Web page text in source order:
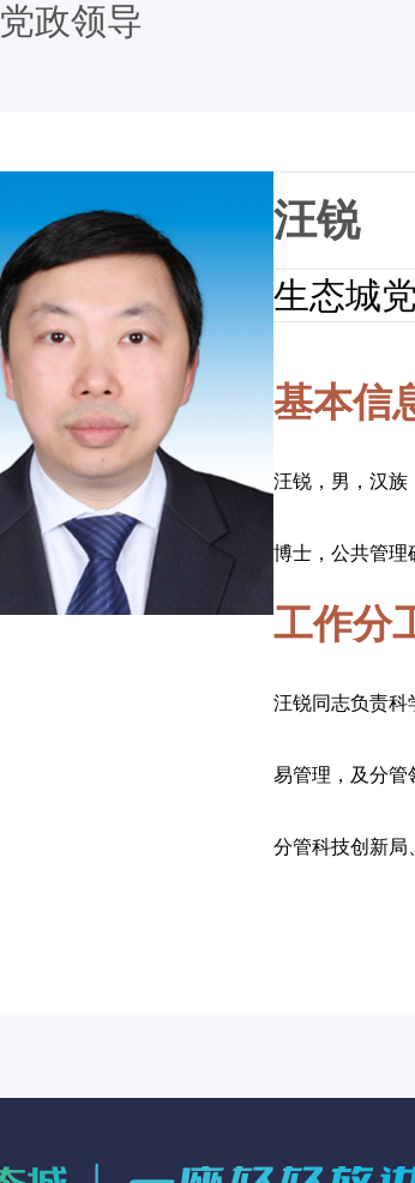
党政领导
汪锐
生态城
基本信
汪锐，男，汉族
博士，公共管理
工作分
汪锐同志负责科
易管理，及分管
分管科技创新局